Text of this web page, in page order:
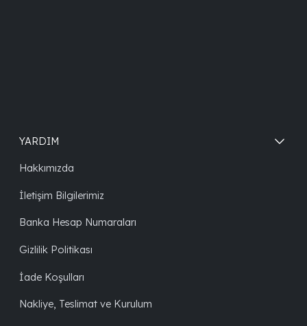
YARDIM
Hakkımızda
İletişim Bilgilerimiz
Banka Hesap Numaraları
Gizlilik Politikası
İade Koşulları
Nakliye, Teslimat ve Kurulum